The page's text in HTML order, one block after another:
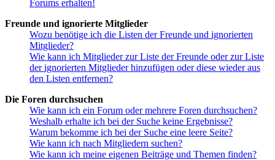
Forums erhalten!
Freunde und ignorierte Mitglieder
Wozu benötige ich die Listen der Freunde und ignorierten
Mitglieder?
Wie kann ich Mitglieder zur Liste der Freunde oder zur Liste
der ignorierten Mitglieder hinzufügen oder diese wieder aus
den Listen entfernen?
Die Foren durchsuchen
Wie kann ich ein Forum oder mehrere Foren durchsuchen?
Weshalb erhalte ich bei der Suche keine Ergebnisse?
Warum bekomme ich bei der Suche eine leere Seite?
Wie kann ich nach Mitgliedern suchen?
Wie kann ich meine eigenen Beiträge und Themen finden?